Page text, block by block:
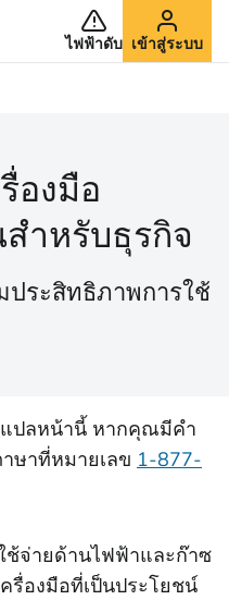
ไฟฟ้าดับ เข้าสู่ระบบ
องมือ
าหรับธุรกิจ
ระสิทธิภาพการใช้
ปลหน้านี้ หากคุณมีคํา
ษาที่หมายเลข 1-877-
ช้จ่ายด้านไฟฟ้าและก๊าซ
รื่องมือที่เป็นประโยชน์